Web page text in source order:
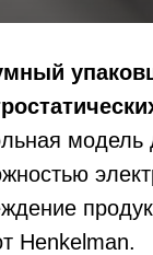
модель
Henkelman.